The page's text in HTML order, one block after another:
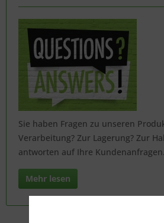
Sie haben Fragen zu unseren
Verarbeitung? Zur Lagerung? Zur
antworten auf Ihre Kundenanfragen.
Mehr lesen